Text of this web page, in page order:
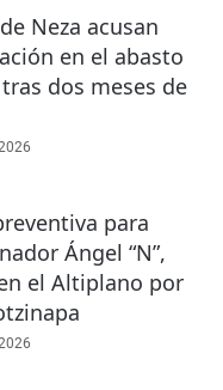
Neza acusan
en el abasto
dos meses de
para
Ángel “N”,
el Altiplano por